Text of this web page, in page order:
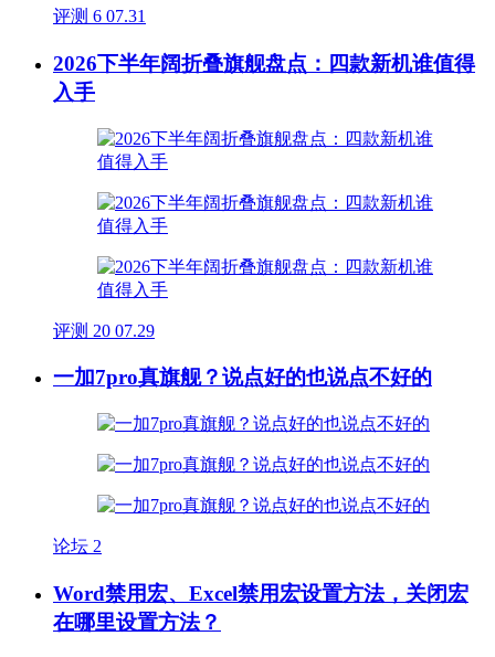
评测 6 07.31
2026下半年阔折叠旗舰盘点：四款新机谁值得
入手
评测 20 07.29
一加7pro真旗舰？说点好的也说点不好的
论坛 2
Word禁用宏、Excel禁用宏设置方法，关闭宏
在哪里设置方法？